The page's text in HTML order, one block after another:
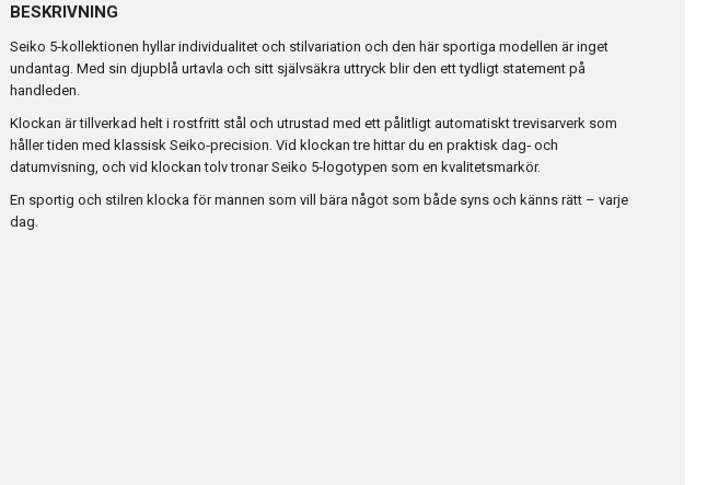
BESKRIVNING
Seiko 5‑kollektionen hyllar individualitet och stilvariation och den här sportiga modellen är inget
undantag. Med sin djupblå urtavla och sitt självsäkra uttryck blir den ett tydligt statement på
handleden.
Klockan är tillverkad helt i rostfritt stål och utrustad med ett pålitligt automatiskt trevisarverk som
håller tiden med klassisk Seiko‑precision. Vid klockan tre hittar du en praktisk dag‑ och
datumvisning, och vid klockan tolv tronar Seiko 5‑logotypen som en kvalitetsmarkör.
En sportig och stilren klocka för mannen som vill bära något som både syns och känns rätt – varje
dag.